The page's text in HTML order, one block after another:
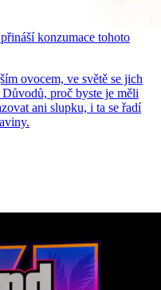
konzumace tohoto
ovocem, ve světě se jich
proč byste je měli
ani slupku, i ta se řadí